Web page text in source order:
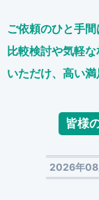
ご依頼のひと手間
比較検討や気軽な
いただけ、高い満
皆様
2026年08